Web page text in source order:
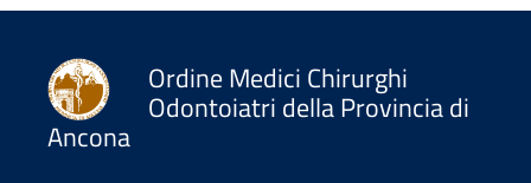
Ordine Medici Chirurghi
Odontoiatri della Provincia di
Ancona